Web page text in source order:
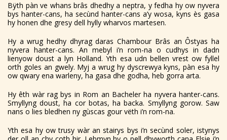
Bÿth pàn ve whans brâs dhedhy a neptra, y fedha hy ow nyvera
bys hanter-cans, ha secùnd hanter-cans a’y wosa, kyns ès gasa
hy honen dhe gresy dell hylly wharvos martesen.
Hy a wrug hedhy dhyrag daras Chambour Brâs an Ôstyas ha
nyvera hanter-cans. An mebyl i’n rom-na o cudhys in dadn
lienyow doust a lyn Holland. Yth esa udn bellen vrest ow fyllel
orth goles an gwely. Myj a wrug hy dyscrewya kyns, pàn esa hy
ow qwary ena warleny, ha gasa dhe godha, heb gorra arta.
Hy êth wàr rag bys in Rom an Bacheler ha nyvera hanter-cans.
Smyllyng doust, ha cor botas, ha backa. Smyllyng gorow. Saw
nans o lies bledhen ny gùscas gour vëth i’n rom-na.
Yth esa hy ow trusy wàr an stairys bys i’n secùnd soler, istynys